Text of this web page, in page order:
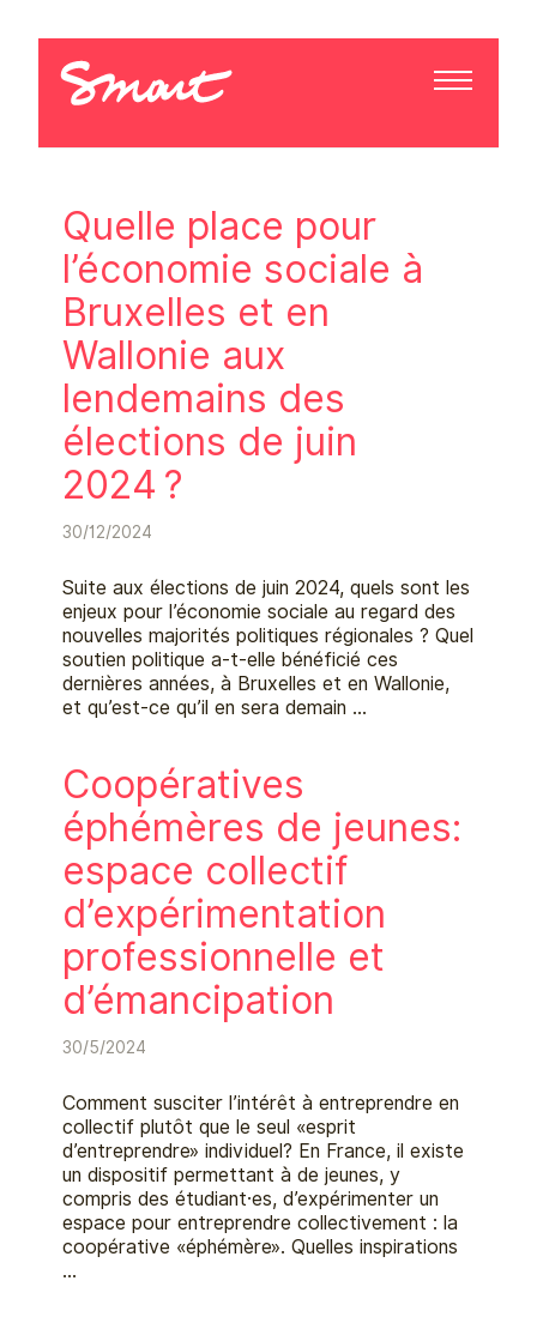
Quelle place pour
l’économie sociale à
Bruxelles et en
Wallonie aux
lendemains des
élections de juin
2024 ?
30/12/2024
Suite aux élections de juin 2024, quels sont les
enjeux pour l’économie sociale au regard des
nouvelles majorités politiques régionales ? Quel
soutien politique a-t-elle bénéficié ces
dernières années, à Bruxelles et en Wallonie,
et qu’est-ce qu’il en sera demain …
Coopératives
éphémères de jeunes:
espace collectif
d’expérimentation
professionnelle et
d’émancipation
30/5/2024
Comment susciter l’intérêt à entreprendre en
collectif plutôt que le seul «esprit
d’entreprendre» individuel? En France, il existe
un dispositif permettant à de jeunes, y
compris des étudiant·es, d’expérimenter un
espace pour entreprendre collectivement : la
coopérative «éphémère». Quelles inspirations
…